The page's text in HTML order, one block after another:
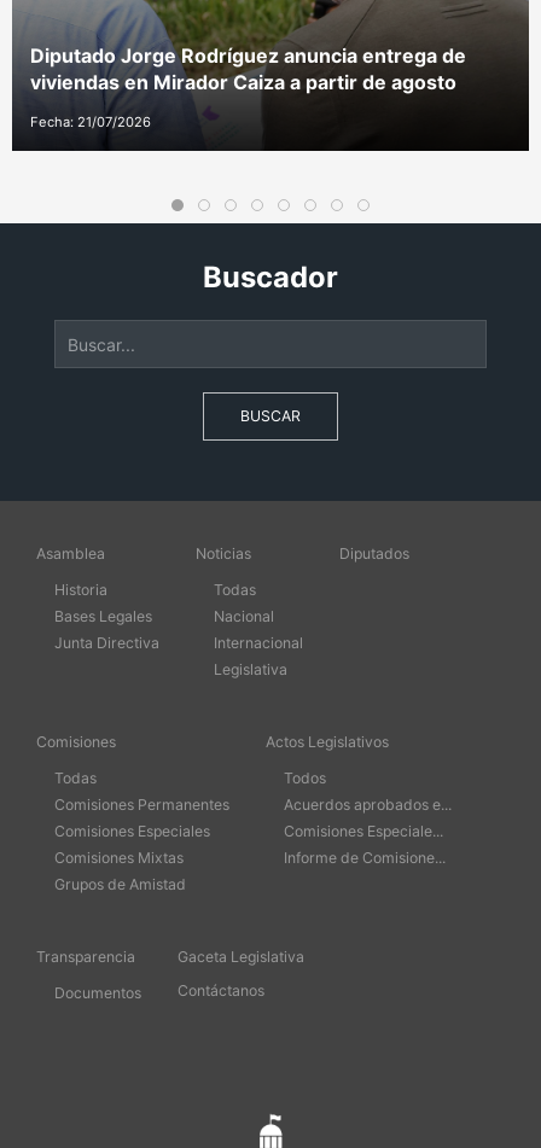
Diputado Jorge Rodríguez anuncia entrega de
viviendas en Mirador Caiza a partir de agosto
Fecha: 21/07/2026
Buscador
BUSCAR
Asamblea
Historia
Bases Legales
Junta Directiva
Noticias
Todas
Nacional
Internacional
Legislativa
Diputados
Comisiones
Todas
Comisiones Permanentes
Comisiones Especiales
Comisiones Mixtas
Grupos de Amistad
Actos Legislativos
Todos
Acuerdos aprobados e...
Comisiones Especiale...
Informe de Comisione...
Transparencia
Documentos
Gaceta Legislativa
Contáctanos